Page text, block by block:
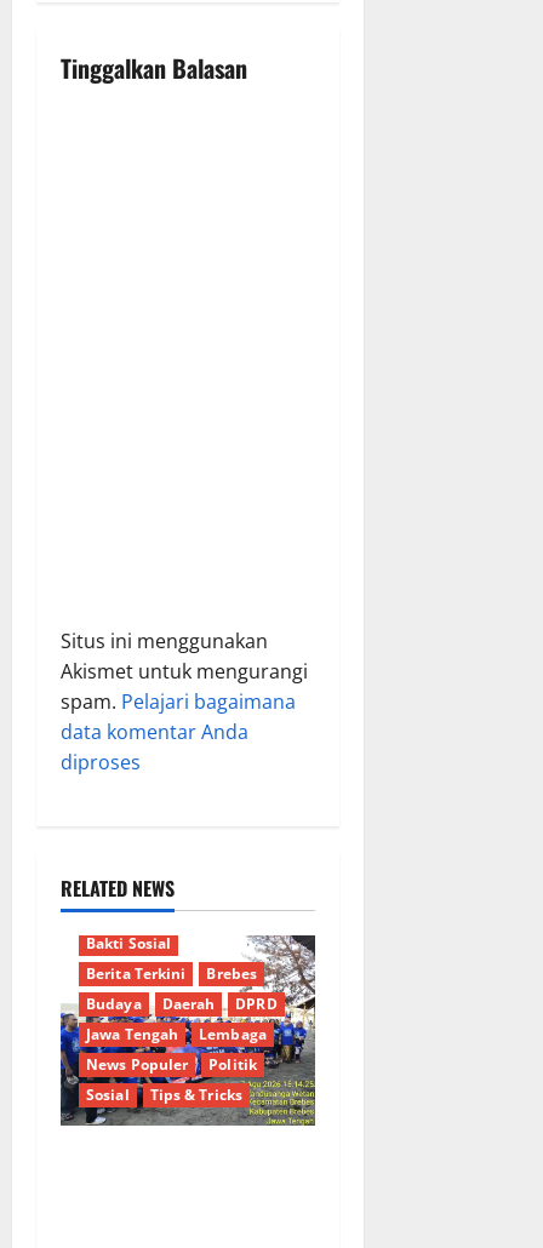
i
Tinggalkan Balasan
Situs ini menggunakan
Akismet untuk mengurangi
spam. Pelajari bagaimana
data komentar Anda
diproses
RELATED NEWS
Bakti Sosial
Berita Terkini
Brebes
Budaya
Daerah
DPRD
Jawa Tengah
Lembaga
News Populer
Politik
Sosial
Tips & Tricks